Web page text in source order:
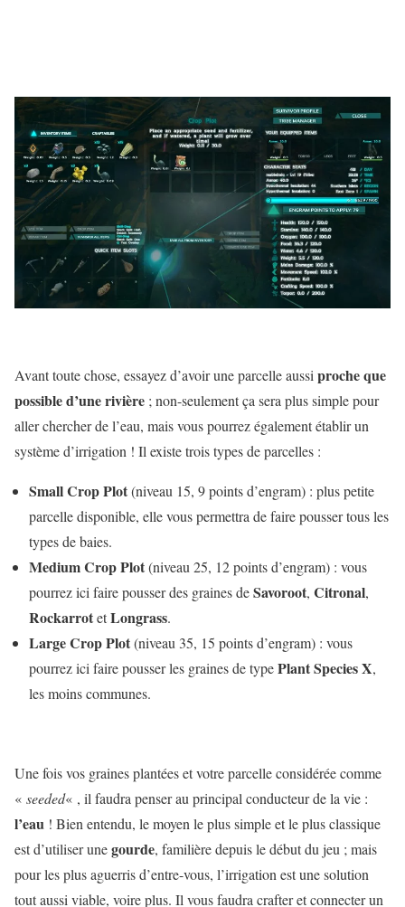
Avant toute chose, essayez d’avoir une parcelle aussi proche que
possible d’une rivière ; non-seulement ça sera plus simple pour
aller chercher de l’eau, mais vous pourrez également établir un
système d’irrigation ! Il existe trois types de parcelles :
Small Crop Plot(niveau 15, 9 points d’engram) : plus petite
parcelle disponible, elle vous permettra de faire pousser tous les
types de baies.
Medium Crop Plot(niveau 25, 12 points d’engram) : vous
pourrez ici faire pousser des graines deSavoroot, Citronal,
RockarrotetLongrass.
Large Crop Plot(niveau 35, 15 points d’engram) : vous
pourrez ici faire pousser les graines de typePlant Species X,
les moins communes.
Une fois vos graines plantées et votre parcelle considérée comme
« seeded« , il faudra penser au principal conducteur de la vie :
l’eau ! Bien entendu, le moyen le plus simple et le plus classique
est d’utiliser unegourde, familière depuis le début du jeu ; mais
pour les plus aguerris d’entre-vous, l’irrigation est une solution
tout aussi viable, voire plus. Il vous faudra crafter et connecter un